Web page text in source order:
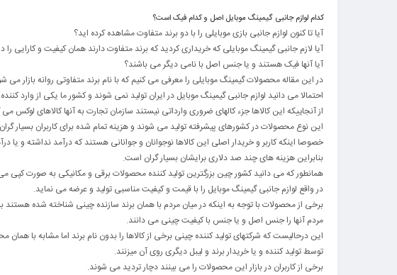
کدام لوازم جانبی گیمینگ موبایل اصل و کدام فیک است؟
آیا تا کنون لوازم جانبی بازی موبایلی را با دو برند متفاوت مشاهده کرده اید؟
آیا لازم جانبی گیمینگ موبایلی که خریداری کردید که برند متفاوت دارند همان کیفیت و کارایی را
آیا آنها فیک هستند و یا جنس اصل با نامی دیگر می باشند؟
در این مقاله محصولات گیمینگ موبایلی را معرفی می کنیم که با نام برند متفاوتی روانه بازار می
احتمالا می دانید لوازم جانبی گیمینگ موبایل در ایران تولید نمی شوند و کشور ما یکی از وارد
از آنجاییکه این کالاها جزء کالهای ضروری وارداتی نیستند سازمان تجارت به آنها کالاهای لوکس
این نوع محصولات در کشورهای پیشرفته تولید می شوند و هزینه تمام شده برای کاربران بسیار
خصوصا اینکه کاربر و خریدار اصلی این کالاها نوجوانان و جوانانی هستند که درآمد نداشته و یا
بنابراین هزینه های چند صد دلاری برایشان بسیار گران است.
همانطور که می دانید کشور چین بزرگترین تولید کننده محصولات برقی و مکانیکی به صورت کپی
در واقع لوازم جانبی گیمینگ موبایل را با قیمت و کیفیت مناسبی تولید و عرضه می نماید.
برخی از محصولات با توجه به اینکه در میان مردم با همان برند سازنده چینی شناخته شده هستند
مردم آنها را جنس اصل و یا جنس با کیفیت چینی می دانند.
این درحالیست که شرکتهای تولید کننده چینی برخی از کالاها را بدون نام برند اما مشابه با همان
توسط تولید کننده و یا خریدار برند و لیبل دیگری روی آن میزنند.
برخی از کاربران در بازار این محصولات را می بینند دچار تردید می شوند.